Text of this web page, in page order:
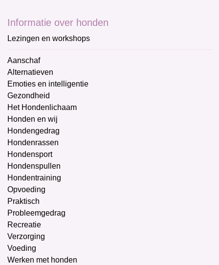
Informatie over honden
Lezingen en workshops
Aanschaf
Alternatieven
Emoties en intelligentie
Gezondheid
Het Hondenlichaam
Honden en wij
Hondengedrag
Hondenrassen
Hondensport
Hondenspullen
Hondentraining
Opvoeding
Praktisch
Probleemgedrag
Recreatie
Verzorging
Voeding
Werken met honden